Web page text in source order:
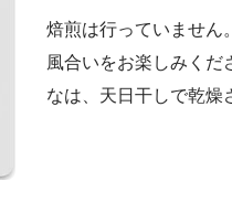
焙煎は行っていません
風合いをお楽しみくだ
なは、天日干しで乾燥